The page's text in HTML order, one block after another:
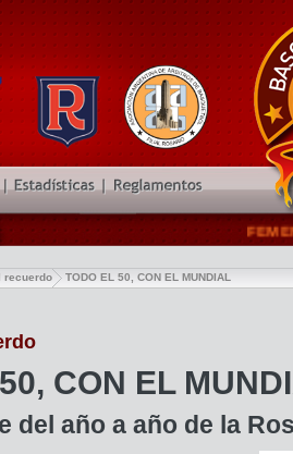
FEMENINO
recuerdo TODO EL 50, CON EL MUNDIAL
CON EL
del año a año de la